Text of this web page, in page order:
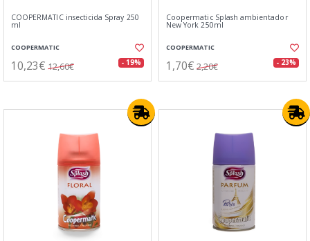
COOPERMATIC insecticida Spray 250
ml
COOPERMATIC
10,23€ 12,60€ - 19%
Coopermatic Splash ambientador
New York 250ml
COOPERMATIC
1,70€ 2,20€ - 23%